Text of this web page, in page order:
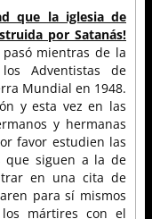
que la iglesia de
por Satanás!
mientras de la
Adventistas de
Mundial en 1948.
y esta vez en las
y hermanas
favor estudien las
que siguen a la de
en una cita de
para sí mismos
mártires con el